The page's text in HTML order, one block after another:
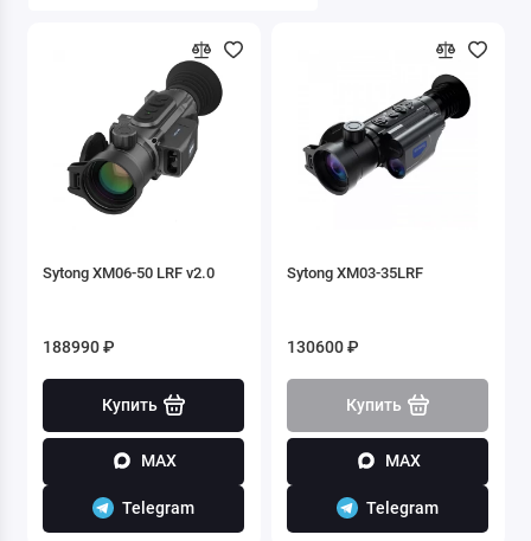
Sytong XM06-50 LRF v2.0
188990 ₽
Купить
MAX
Telegram
Sytong XM03-35LRF
130600 ₽
Купить
MAX
Telegram